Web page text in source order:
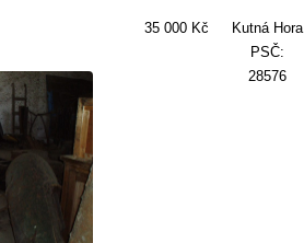
35 000 Kč
Kutná Hora
PSČ:
28576